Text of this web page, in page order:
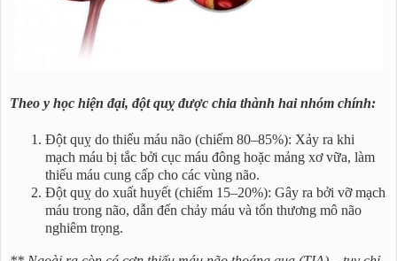
Theo y học hiện đại, đột quỵ được chia thành hai nhóm chính:
Đột quỵ do thiếu máu não (chiếm 80–85%): Xảy ra khi
mạch máu bị tắc bởi cục máu đông hoặc mảng xơ vữa, làm
thiếu máu cung cấp cho các vùng não.
Đột quỵ do xuất huyết (chiếm 15–20%): Gây ra bởi vỡ mạch
máu trong não, dẫn đến chảy máu và tổn thương mô não
nghiêm trọng.